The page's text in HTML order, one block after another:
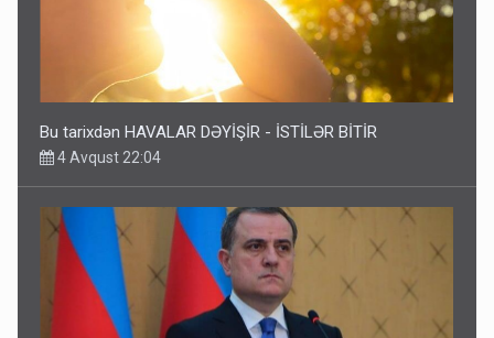
Bu tarixdən HAVALAR DƏYİŞİR - İSTİLƏR BİTİR
4 Avqust 22:04